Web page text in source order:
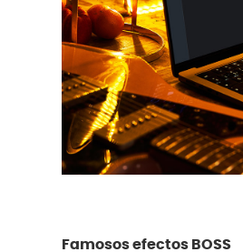
Famosos efectos BOSS